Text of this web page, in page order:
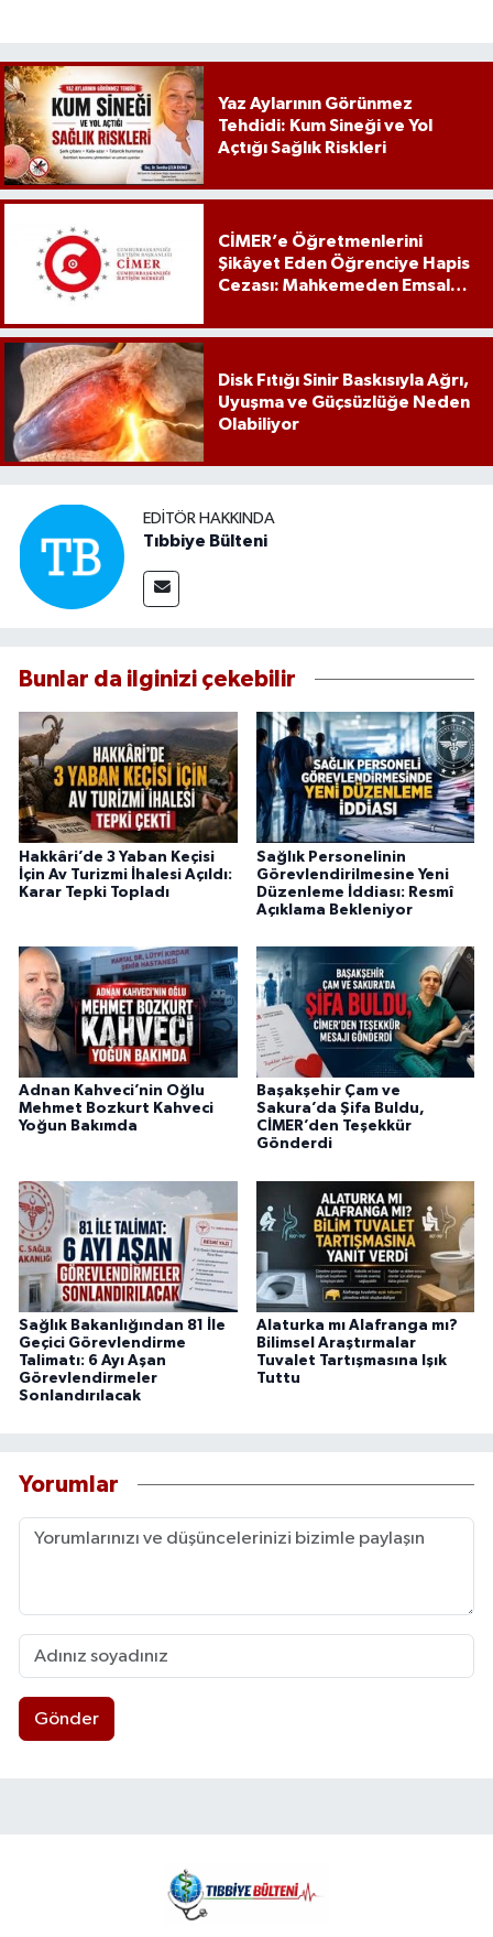
Yaz Aylarının Görünmez
Tehdidi: Kum Sineği ve Yol
Açtığı Sağlık Riskleri
CİMER’e Öğretmenlerini
Şikâyet Eden Öğrenciye Hapis
Cezası: Mahkemeden Emsal
Disk Fıtığı Sinir Baskısıyla Ağrı,
Uyuşma ve Güçsüzlüğe Neden
Olabiliyor
EDITÖR HAKKINDA
Tıbbiye Bülteni
Bunlar da ilginizi çekebilir
Hakkâri’de 3 Yaban Keçisi
İçin Av Turizmi İhalesi Açıldı:
Karar Tepki Topladı
Sağlık Personelinin
Görevlendirilmesine Yeni
Düzenleme İddiası: Resmî
Açıklama Bekleniyor
Adnan Kahveci’nin Oğlu
Mehmet Bozkurt Kahveci
Yoğun Bakımda
Başakşehir Çam ve
Sakura’da Şifa Buldu,
CİMER’den Teşekkür
Gönderdi
Sağlık Bakanlığından 81 İle
Geçici Görevlendirme
Talimatı: 6 Ayı Aşan
Görevlendirmeler
Sonlandırılacak
Alaturka mı Alafranga mı?
Bilimsel Araştırmalar
Tuvalet Tartışmasına Işık
Tuttu
Yorumlar
Gönder